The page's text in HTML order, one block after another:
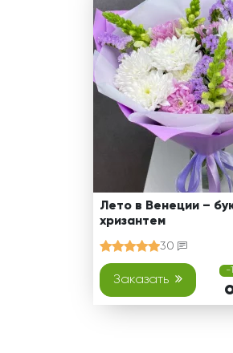
Сердца из роз
Лето в Венеции –
хризантем
30
Заказать
-